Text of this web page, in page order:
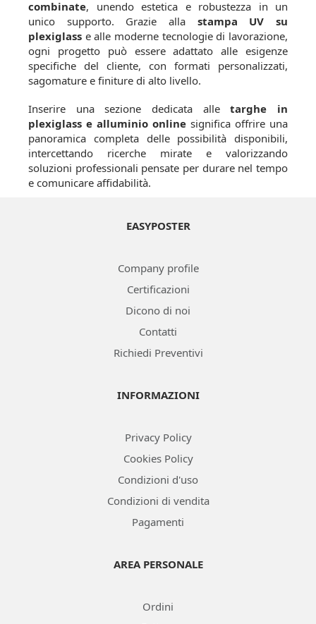
combinate, unendo estetica e robustezza in un
unico supporto. Grazie alla stampa UV su
plexiglass e alle moderne tecnologie di lavorazione,
ogni progetto può essere adattato alle esigenze
specifiche del cliente, con formati personalizzati,
sagomature e finiture di alto livello.
Inserire una sezione dedicata alletarghe in
plexiglass e alluminio online significa offrire una
panoramica completa delle possibilità disponibili,
intercettando ricerche mirate e valorizzando
soluzioni professionali pensate per durare nel tempo
e comunicare affidabilità.
EASYPOSTER
Company profile
Certificazioni
Dicono di noi
Contatti
Richiedi Preventivi
INFORMAZIONI
Privacy Policy
Cookies Policy
Condizioni d'uso
Condizioni di vendita
Pagamenti
AREA PERSONALE
Ordini